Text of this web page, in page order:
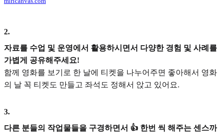
2.
자료를 수업 및 운영에서 활용하시면서 다양한 경험 및 사례를
가볍게 공유해주세요!
함께 영화를 보기로 한 날에 티켓을 나누어주면 좋아해서 영화
의 날 꼭 티켓도 만들고 좌석도 정해서 앉고 있어요.
3.
다른 분들의 작업물들을 구경하면서 👍 한번 씩 해주는 센스까